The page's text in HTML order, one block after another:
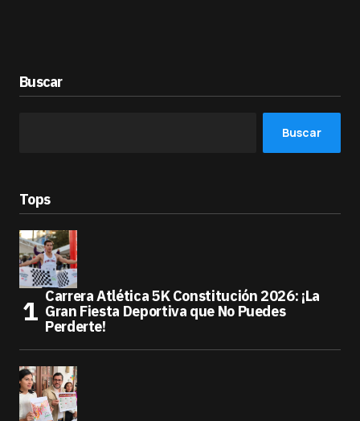
Buscar
Buscar
Tops
Carrera Atlética 5K Constitución 2026: ¡La
Gran Fiesta Deportiva que No Puedes
Perderte!